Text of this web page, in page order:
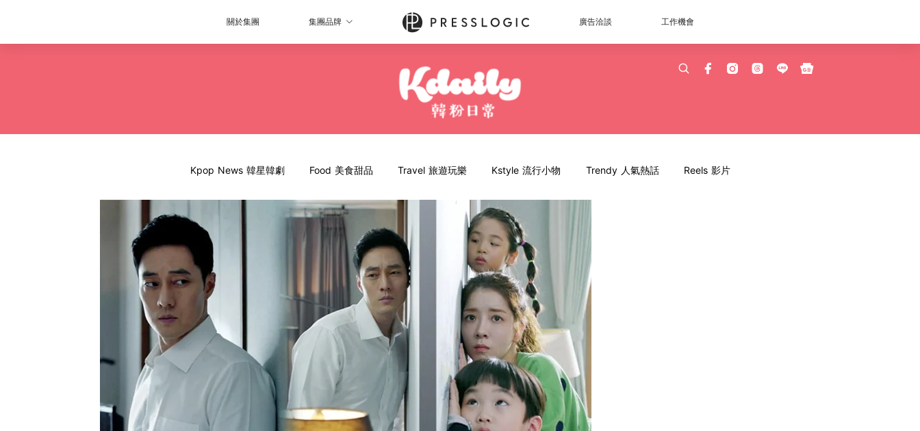
關於集團 集團品牌 廣告洽談 工作機會
Kpop News 韓星韓劇 Food 美食甜品 Travel 旅遊玩樂 Kstyle 流行小物 Trendy 人氣熱話 Reels 影片